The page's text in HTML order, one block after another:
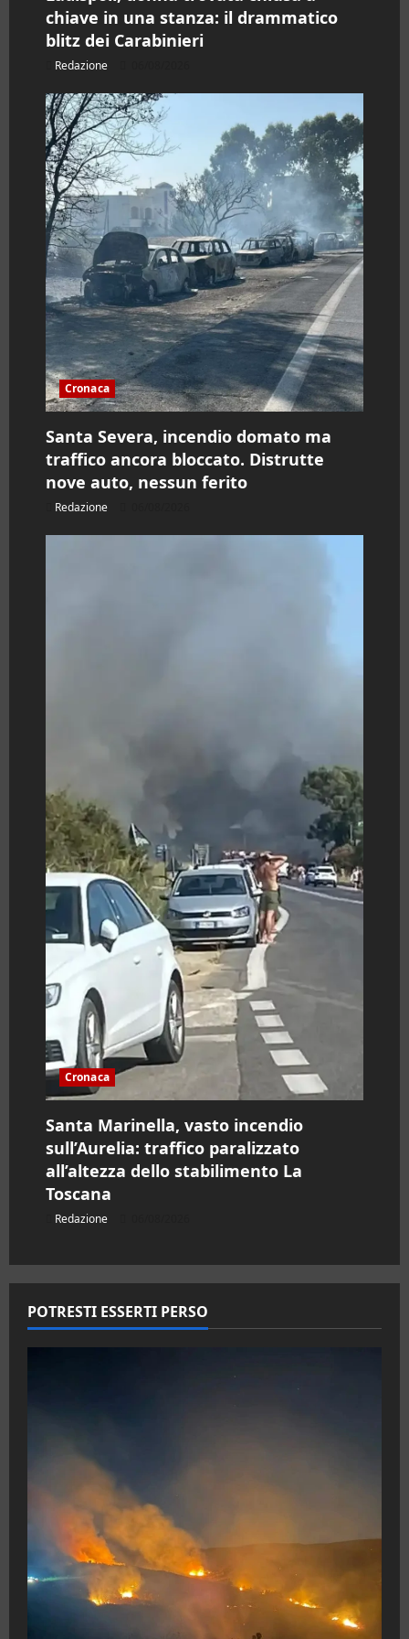
l
o
chiave in una stanza: il drammatico
blitz dei Carabinieri
Redazione
Cronaca
Santa Severa, incendio domato ma
traffico ancora bloccato. Distrutte
nove auto, nessun ferito
Redazione
Cronaca
Santa Marinella, vasto incendio
sull’Aurelia: traffico paralizzato
all’altezza dello stabilimento La
Toscana
Redazione
POTRESTI ESSERTI PERSO